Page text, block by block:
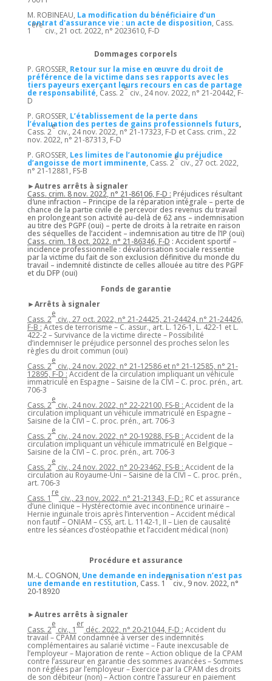
M. ROBINEAU, La modification du bénéficiaire d’un
contrat d'assurance vie : un acte de disposition, Cass.
1
ère
civ., 21 oct. 2022, n° 2023610, F-D
Dommages corporels
P. GROSSER, Retour sur la mise en œuvre du droit de
préférence de la victime dans ses rapports avec les
tiers payeurs exerçant leurs recours en cas de partage
de responsabilité, Cass. 2
e
civ., 24 nov. 2022, n° 21-20442, F-
D
P. GROSSER, L’établissement de la perte dans
l’évaluation des pertes de gains professionnels futurs,
Cass. 2
e
civ., 24 nov. 2022, n° 21-17323, F-D et Cass. crim., 22
nov. 2022, n° 21-87313, F-D
P. GROSSER, Les limites de l’autonomie du préjudice
d’angoisse de mort imminente, Cass. 2
e
civ., 27 oct. 2022,
n° 21-12881, FS-B
►Autres arrêts à signaler
Cass. crim. 8 nov. 2022, n° 21-86106, F-D : Préjudices résultant
d’une infraction – Principe de la réparation intégrale – perte de
chance de la partie civile de percevoir des revenus du travail
en prolongeant son activité au-delà de 62 ans – indemnisation
au titre des PGPF (oui) – perte de droits à la retraite en raison
des séquelles de l’accident – indemnisation au titre de l’IP (oui)
Cass. crim. 18 oct. 2022, n° 21-86346, F-D : Accident sportif –
incidence professionnelle : dévalorisation sociale ressentie
par la victime du fait de son exclusion définitive du monde du
travail – indemnité distincte de celles allouée au titre des PGPF
et du DFP (oui)
Fonds de garantie
►Arrêts à signaler
Cass. 2
e
civ., 27 oct. 2022, n° 21-24425, 21-24424, n° 21-24426,
F-B : Actes de terrorisme – C. assur., art. L. 126-1, L. 422-1 et L.
422-2 – Survivance de la victime directe – Possibilité
d’indemniser le préjudice personnel des proches selon les
règles du droit commun (oui)
Cass. 2
e
civ., 24 nov. 2022, n° 21-12586 et n° 21-12585, n° 21-
12895, F-D : Accident de la circulation impliquant un véhicule
immatriculé en Espagne – Saisine de la CIVI – C. proc. prén., art.
706-3
Cass. 2
e
civ., 24 nov. 2022, n° 22-22100, FS-B : Accident de la
circulation impliquant un véhicule immatriculé en Espagne –
Saisine de la CIVI – C. proc. prén., art. 706-3
Cass. 2
e
civ., 24 nov. 2022, n° 20-19288, FS-B : Accident de la
circulation impliquant un véhicule immatriculé en Belgique –
Saisine de la CIVI – C. proc. prén., art. 706-3
Cass. 2
e
civ., 24 nov. 2022, n° 20-23462, FS-B : Accident de la
circulation au Royaume-Uni – Saisine de la CIVI – C. proc. prén.,
art. 706-3
Cass. 1
re
civ., 23 nov. 2022, n° 21-21343, F-D : RC et assurance
d’une clinique – Hystérectomie avec incontinence urinaire –
Hernie inguinale trois après l’intervention – Accident médical
non fautif – ONIAM – CSS, art. L. 1142-1, II – Lien de causalité
entre les séances d’ostéopathie et l’accident médical (non)
Procédure et assurance
M.-L. COGNON, Une demande en indemnisation n’est pas
une demande en restitution, Cass. 1
re
civ., 9 nov. 2022, n°
20-18920
►Autres arrêts à signaler
Cass. 2
e
civ., 1
er
déc. 2022, n° 20-21044, F-D : Accident du
travail – CPAM condamnée à verser des indemnités
complémentaires au salarié victime – Faute inexcusable de
l’employeur – Majoration de rente – Action oblique de la CPAM
contre l’assureur en garantie des sommes avancées – Sommes
non réglées par l’employeur – Exercice par la CPAM des droits
de son débiteur (non) – Action contre l’assureur en paiement